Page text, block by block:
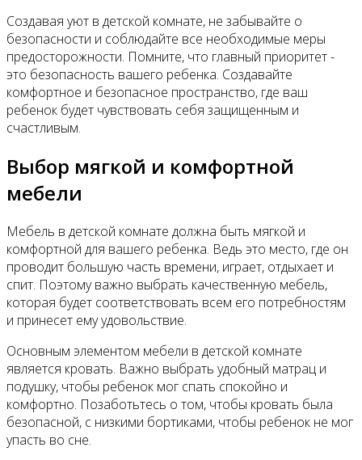
Создавая уют в детской комнате, не забывайте о
безопасности и соблюдайте все необходимые меры
предосторожности. Помните, что главный приоритет -
это безопасность вашего ребенка. Создавайте
комфортное и безопасное пространство, где ваш
ребенок будет чувствовать себя защищенным и
счастливым.
Выбор мягкой и комфортной
мебели
Мебель в детской комнате должна быть мягкой и
комфортной для вашего ребенка. Ведь это место, где он
проводит большую часть времени, играет, отдыхает и
спит. Поэтому важно выбрать качественную мебель,
которая будет соответствовать всем его потребностям
и принесет ему удовольствие.
Основным элементом мебели в детской комнате
является кровать. Важно выбрать удобный матрац и
подушку, чтобы ребенок мог спать спокойно и
комфортно. Позаботьтесь о том, чтобы кровать была
безопасной, с низкими бортиками, чтобы ребенок не мог
упасть во сне.